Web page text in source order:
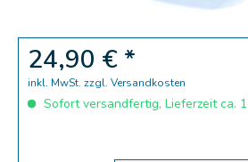
24,90 € *
inkl. MwSt. zzgl. Versandkosten
Sofort versandfertig, Lieferzeit ca.